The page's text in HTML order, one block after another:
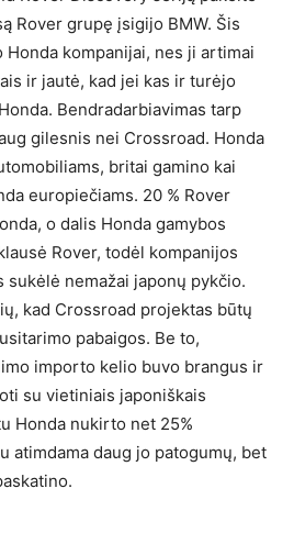
Rover grupę įsigijo BMW. Šis
Honda kompanijai, nes ji artimai
ir jautė, kad jei kas ir turėjo
Bendradarbiavimas tarp
gilesnis nei Crossroad. Honda
britai gamino kai
europiečiams. 20 % Rover
o dalis Honda gamybos
Rover, todėl kompanijos
sukėlė nemažai japonų pykčio.
kad Crossroad projektas būtų
pabaigos. Be to,
importo kelio buvo brangus ir
su vietiniais japoniškais
Honda nukirto net 25%
atimdama daug jo patogumų, bet